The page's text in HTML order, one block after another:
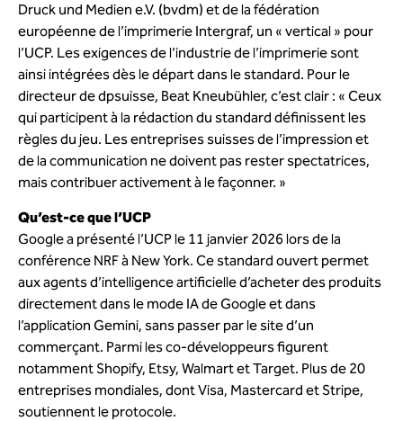
Druck und Medien e.V. (bvdm) et de la fédération
européenne de l’imprimerie Intergraf, un « vertical » pour
l’UCP. Les exigences de l’industrie de l’imprimerie sont
ainsi intégrées dès le départ dans le standard. Pour le
directeur de dpsuisse, Beat Kneubühler, c’est clair : « Ceux
qui participent à la rédaction du standard définissent les
règles du jeu. Les entreprises suisses de l’impression et
de la communication ne doivent pas rester spectatrices,
mais contribuer activement à le façonner. »
Qu’est-ce que l’UCP
Google a présenté l’UCP le 11 janvier 2026 lors de la
conférence NRF à New York. Ce standard ouvert permet
aux agents d’intelligence artificielle d’acheter des produits
directement dans le mode IA de Google et dans
l’application Gemini, sans passer par le site d’un
commerçant. Parmi les co-développeurs figurent
notamment Shopify, Etsy, Walmart et Target. Plus de 20
entreprises mondiales, dont Visa, Mastercard et Stripe,
soutiennent le protocole.